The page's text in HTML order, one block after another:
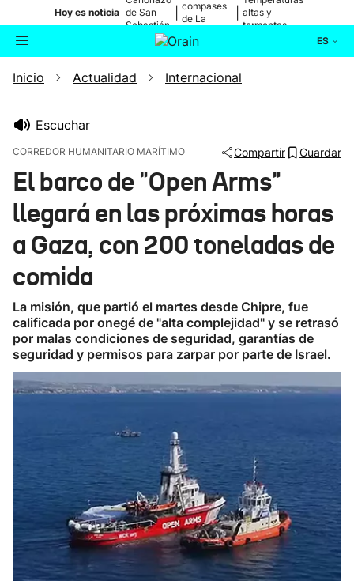
Hoy es noticia de San
Sebastián
compases
de La
altas y
tormentas
ES
Buscador Actualidad
Ikusmiran
Eguraldia
Inicio Actualidad Internacional
Escuchar
CORREDOR HUMANITARIO MARÍTIMO Compartir Guardar
El barco de "Open Arms"
llegará en las próximas horas
a Gaza, con 200 toneladas de
comida
La misión, que partió el martes desde Chipre, fue
calificada por onegé de "alta complejidad" y se retrasó
por malas condiciones de seguridad, garantías de
seguridad y permisos para zarpar por parte de Israel.